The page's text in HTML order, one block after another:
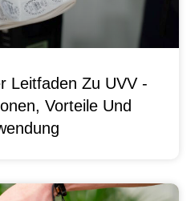
Leitfaden Zu UVV -
Vorteile Und